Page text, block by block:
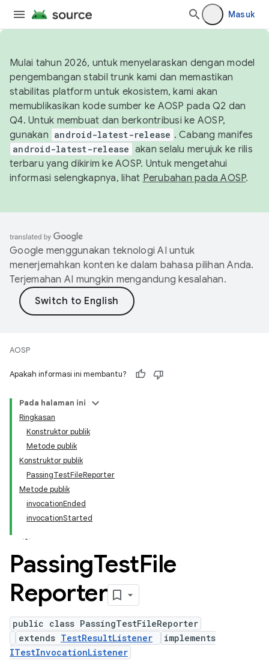
Masuk
Mulai tahun 2026, untuk menyelaraskan dengan model
pengembangan stabil trunk kami dan memastikan
stabilitas platform untuk ekosistem, kami akan
memublikasikan kode sumber ke AOSP pada Q2 dan
Q4. Untuk membuat dan berkontribusi ke AOSP,
gunakan android-latest-release . Cabang manifes
android-latest-release akan selalu merujuk ke rilis
terbaru yang dikirim ke AOSP. Untuk mengetahui
informasi selengkapnya, lihat Perubahan pada AOSP.
Google menggunakan teknologi AI untuk
menerjemahkan konten ke dalam bahasa pilihan Anda.
Terjemahan AI mungkin mengandung kesalahan.
AOSP
Apakah informasi ini membantu?
Pada halaman ini
Ringkasan
Konstruktor publik
Metode publik
Konstruktor publik
PassingTestFileReporter
Metode publik
invocationEnded
invocationStarted
PassingTestFile
Reporter
public class PassingTestFileReporter
extends TestResultListener
implements
ITestInvocationListener